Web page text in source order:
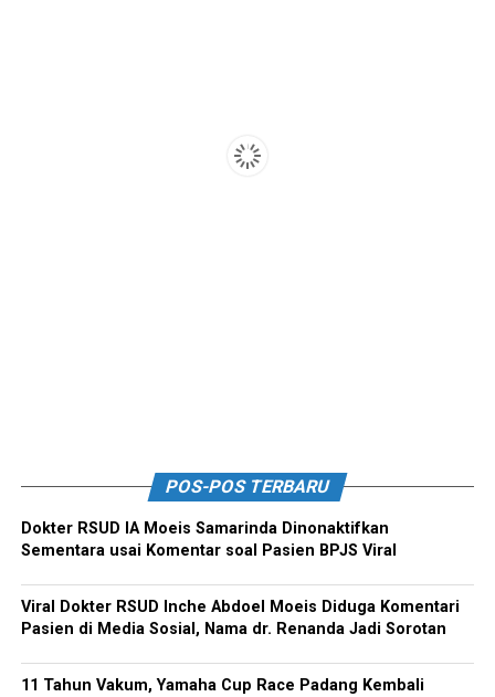
POS-POS TERBARU
Dokter RSUD IA Moeis Samarinda Dinonaktifkan
Sementara usai Komentar soal Pasien BPJS Viral
Viral Dokter RSUD Inche Abdoel Moeis Diduga Komentari
Pasien di Media Sosial, Nama dr. Renanda Jadi Sorotan
11 Tahun Vakum, Yamaha Cup Race Padang Kembali